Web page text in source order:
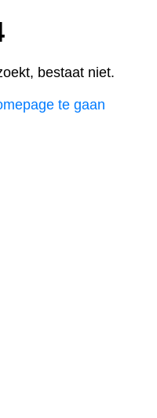
bestaat niet.
te gaan